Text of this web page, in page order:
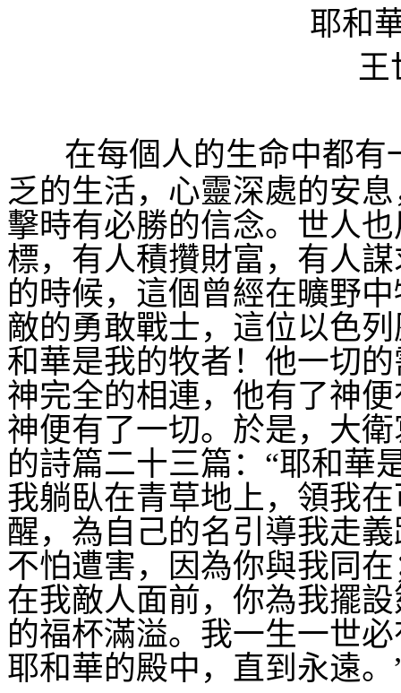
耶和
王
在每個人的生命中都
乏的生活，心靈深處的安
擊時有必勝的信念。世人
標，有人積攢財富，有人
的時候，這個曾經在曠野
敵的勇敢戰士，這位以色
和華是我的牧者！他一切
神完全的相連，他有了神
神便有了一切。於是，大
的詩篇二十三篇：“耶和華
我躺臥在青草地上，領我
醒，為自己的名引導我走
不怕遭害，因為你與我同
在我敵人面前，你為我擺
的福杯滿溢。我一生一世
耶和華的殿中，直到永遠。